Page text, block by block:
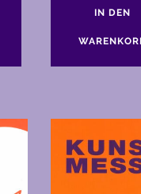
IN DEN